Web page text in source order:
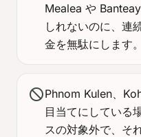
Mealea や
しれないのに、連
金を無駄にします。
blockPhnom Kulen、
目当てにしている
スの対象外で、そ